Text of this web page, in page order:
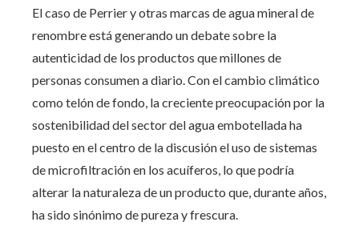
El caso de Perrier y otras marcas de agua mineral de
renombre está generando un debate sobre la
autenticidad de los productos que millones de
personas consumen a diario. Con el cambio climático
como telón de fondo, la creciente preocupación por la
sostenibilidad del sector del agua embotellada ha
puesto en el centro de la discusión el uso de sistemas
de microfiltración en los acuíferos, lo que podría
alterar la naturaleza de un producto que, durante años,
ha sido sinónimo de pureza y frescura.